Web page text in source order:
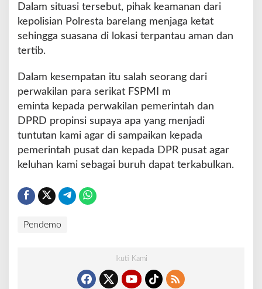
Dalam situasi tersebut, pihak keamanan dari
kepolisian Polresta barelang menjaga ketat
sehingga suasana di lokasi terpantau aman dan
tertib.
Dalam kesempatan itu salah seorang dari
perwakilan para serikat FSPMI m
eminta kepada perwakilan pemerintah dan
DPRD propinsi supaya apa yang menjadi
tuntutan kami agar di sampaikan kepada
pemerintah pusat dan kepada DPR pusat agar
keluhan kami sebagai buruh dapat terkabulkan.
Pendemo
Ikuti Kami